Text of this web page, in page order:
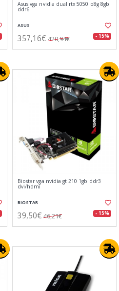
Asus vga nvidia dual rtx 5050 o8g 8gb
ddr6
ASUS
357,16€ 420,94€ - 15%
Biostar vga nvidia gt 210 1gb ddr3
dvi/hdmi
BIOSTAR
39,50€ 46,21€ - 15%